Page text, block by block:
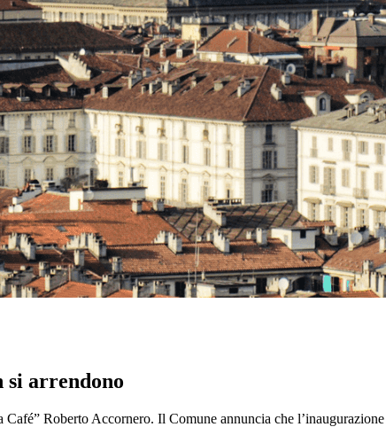
si arrendono
Roberto Accornero. Il Comune annuncia che